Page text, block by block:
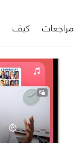
مراجعات كيف